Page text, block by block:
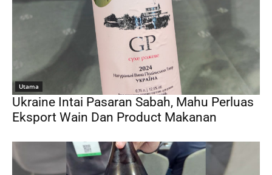
Utama
Ukraine Intai Pasaran Sabah, Mahu Perluas
Eksport Wain Dan Product Makanan